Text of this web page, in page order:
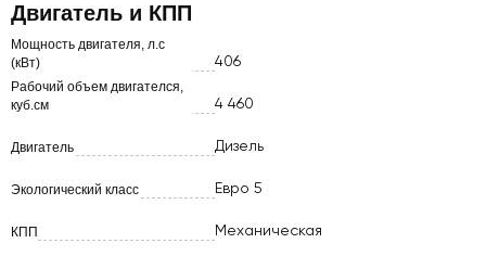
Двигатель и КПП
Мощность двигателя, л.с
(кВт)
406
Рабочий объем двигателся,
куб.см
4 460
Двигатель Дизель
Экологический класс Евро 5
КПП Механическая